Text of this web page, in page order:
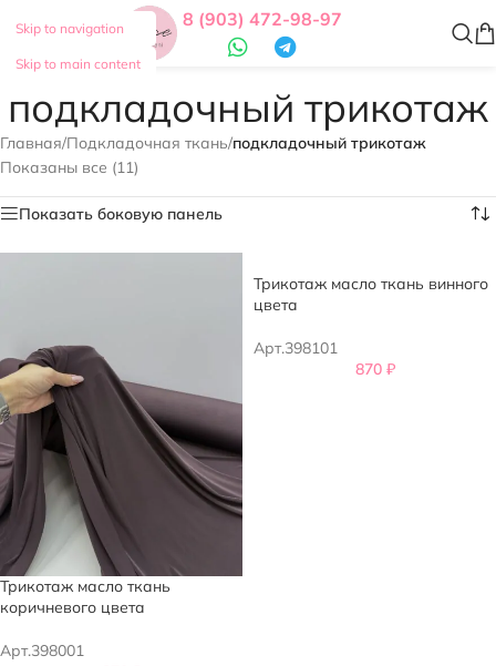
Skip to navigation
Skip to main content
8 (903) 472-98-97
подкладочный трикотаж
Главная/Подкладочная ткань/подкладочный трикотаж
Показаны все (11)
Показать боковую панель
Трикотаж масло ткань
коричневого цвета
Арт.398001
Трикотаж масло ткань винного
цвета
Арт.398101
870 ₽